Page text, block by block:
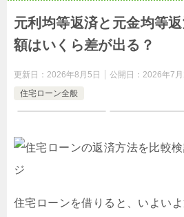
元利均等返済と元金均等
額はいくら差が出る？
更新日： 2026年8月5日 公開日： 2026年7月
住宅ローン全般
住宅ローンを借りると、いよい